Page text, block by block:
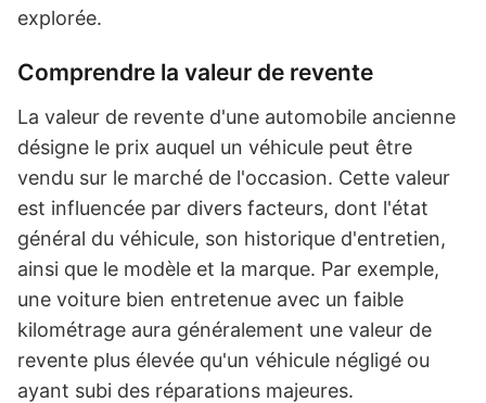
explorée.
Comprendre la valeur de revente
La valeur de revente d'une automobile ancienne
désigne le prix auquel un véhicule peut être
vendu sur le marché de l'occasion. Cette valeur
est influencée par divers facteurs, dont l'état
général du véhicule, son historique d'entretien,
ainsi que le modèle et la marque. Par exemple,
une voiture bien entretenue avec un faible
kilométrage aura généralement une valeur de
revente plus élevée qu'un véhicule négligé ou
ayant subi des réparations majeures.